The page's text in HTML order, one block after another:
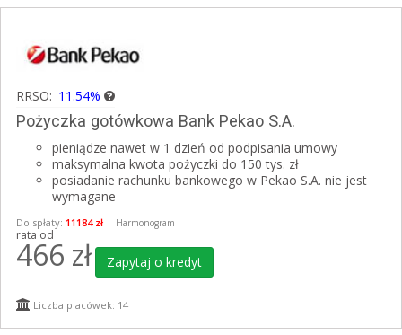
RRSO: 11.54%
Pożyczka gotówkowa Bank Pekao S.A.
pieniądze nawet w 1 dzień od podpisania umowy
maksymalna kwota pożyczki do 150 tys. zł
posiadanie rachunku bankowego w Pekao S.A. nie jest
wymagane
Do spłaty: 11184 zł | Harmonogram
rata od
466 zł Zapytaj o kredyt
Liczba placówek: 14